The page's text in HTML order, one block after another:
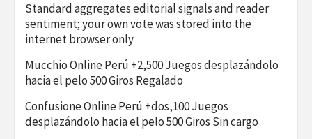
Standard aggregates editorial signals and reader
sentiment; your own vote was stored into the
internet browser only
Mucchio Online Perú +2,500 Juegos desplazándolo
hacia el pelo 500 Giros Regalado
Confusione Online Perú +dos,100 Juegos
desplazándolo hacia el pelo 500 Giros Sin cargo